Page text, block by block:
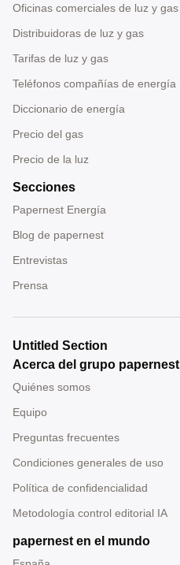
Oficinas comerciales de luz y gas
Distribuidoras de luz y gas
Tarifas de luz y gas
Teléfonos compañías de energía
Diccionario de energía
Precio del gas
Precio de la luz
Secciones
Papernest Energía
Blog de papernest
Entrevistas
Prensa
Untitled Section
Acerca del grupo papernest
Quiénes somos
Equipo
Preguntas frecuentes
Condiciones generales de uso
Política de confidencialidad
Metodología control editorial IA
papernest en el mundo